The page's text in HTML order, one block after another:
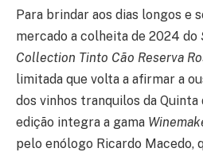
Para brindar aos dias longos e
mercado a colheita de 2024 do
Collection Tinto Cão Reserva
limitada que volta a afirmar a
dos vinhos tranquilos da Quinta
edição integra a gama
pelo enólogo Ricardo Macedo,